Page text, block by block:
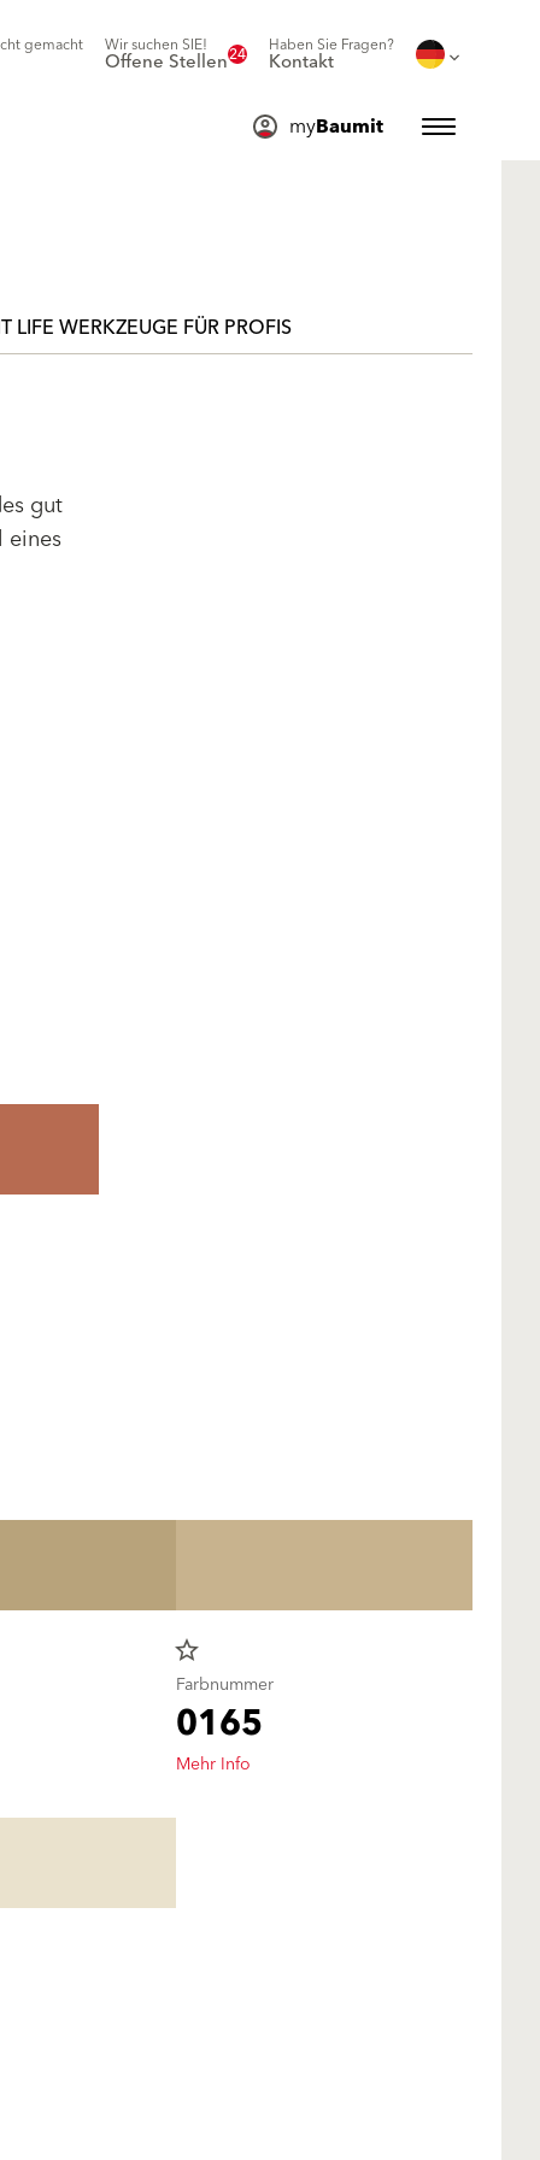
gemacht Wir suchen SIE!
Offene Stellen24 Haben Sie Fragen?
Kontakt
myBaumit
LIFE WERKZEUGE FÜR PROFIS
gut
eines
star_border
Farbnummer
0165
Mehr Info